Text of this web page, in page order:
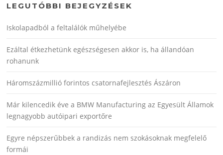
LEGUTÓBBI BEJEGYZÉSEK
Iskolapadból a feltalálók műhelyébe
Ezáltal étkezhetünk egészségesen akkor is, ha állandóan
rohanunk
Háromszázmillió forintos csatornafejlesztés Ászáron
Már kilencedik éve a BMW Manufacturing az Egyesült Államok
legnagyobb autóipari exportőre
Egyre népszerűbbek a randizás nem szokásoknak megfelelő
formái